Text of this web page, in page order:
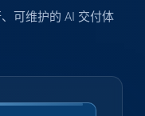
可维护的 AI 交付体